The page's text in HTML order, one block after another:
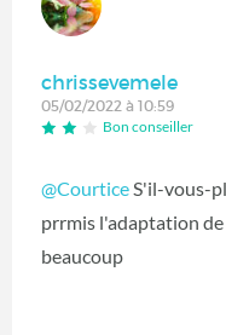
chrissevemele
05/02/2022 à 10:59
Bon conseiller
@Courtice S'il-vous-
prrmis l'adaptation
beaucoup